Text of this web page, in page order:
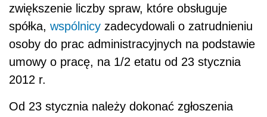
zwiększenie liczby spraw, które obsługuje
spółka, wspólnicy zadecydowali o zatrudnieniu
osoby do prac administracyjnych na podstawie
umowy o pracę, na 1/2 etatu od 23 stycznia
2012 r.
Od 23 stycznia należy dokonać zgłoszenia